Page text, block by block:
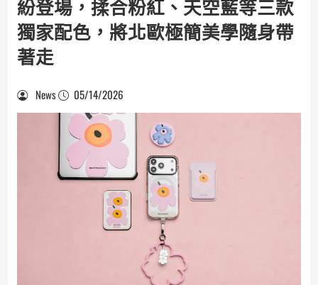
紛登場，揉合粉紅、天空藍等三款
獨家配色，將北歐極簡美學隨身帶
著走
News 05/14/2026